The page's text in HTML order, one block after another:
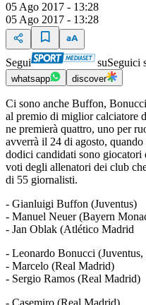
05 Ago 2017 - 13:28
05 Ago 2017 - 13:28
Segui suSeguici
whatsapp discover
Ci sono anche Buffon,
al premio di miglior calciatore
ne premierà quattro, uno per
avverrà il 24 di agosto,
dodici candidati sono
voti degli allenatori dei club
di 55 giornalisti.
- Gianluigi Buffon (Juventus)
- Manuel Neuer (Bayern
- Jan Oblak (Atlético Madrid
- Leonardo Bonucci
- Marcelo (Real Madrid)
- Sergio Ramos (Real Madrid)
- Casemiro (Real Madrid)